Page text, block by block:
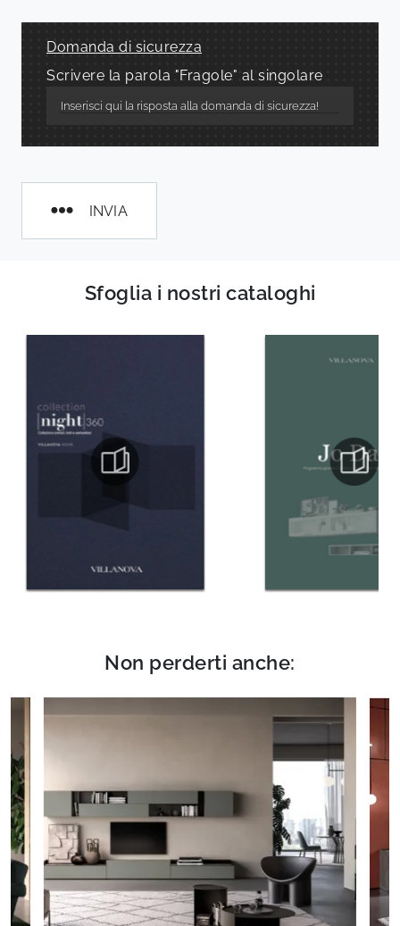
Sfoglia i nostri cataloghi
Domanda di sicurezza
Scrivere la parola "Fragole" al singolare
INVIA
Non perderti anche: